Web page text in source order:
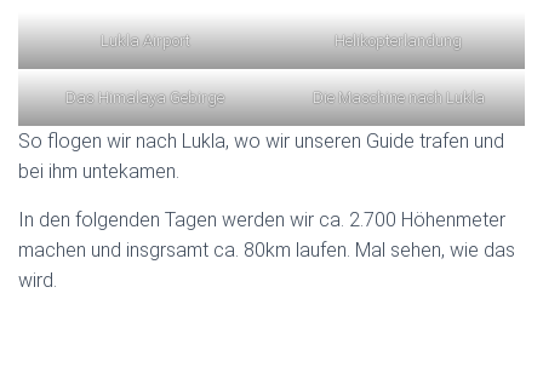
Lukla Airport Helikopterlandung
Das Himalaya Gebirge Die Maschine nach Lukla
So flogen wir nach Lukla, wo wir unseren Guide trafen und
bei ihm untekamen.
In den folgenden Tagen werden wir ca. 2.700 Höhenmeter
machen und insgrsamt ca. 80km laufen. Mal sehen, wie das
wird.